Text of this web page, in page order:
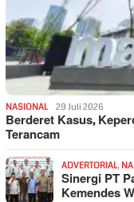
NASIONAL 29 Juli 2026
Berderet Kasus,
Terancam
ADVERTORIAL,
Sinergi PT
Kemendes